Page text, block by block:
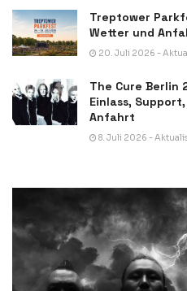
Treptower
Wetter und
20. Juli 2026 -
The Cure Berlin
Einlass,
Anfahrt
8. Juli 2026 -